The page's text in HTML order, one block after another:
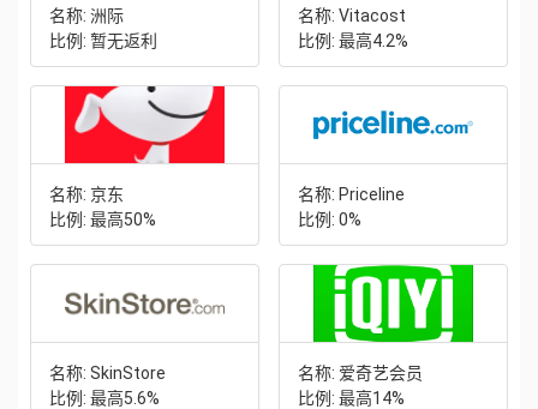
名称: 洲际
比例: 暂无返利
名称: Vitacost
比例: 最高4.2%
名称: 京东
比例: 最高50%
名称: Priceline
比例: 0%
名称: SkinStore
比例: 最高5.6%
名称: 爱奇艺会员
比例: 最高14%